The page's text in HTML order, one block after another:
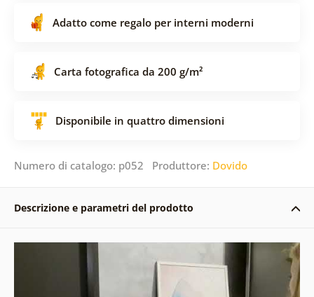
Adatto come regalo per interni moderni
Carta fotografica da 200 g/m²
Disponibile in quattro dimensioni
Numero di catalogo: p052 Produttore: Dovido
Descrizione e parametri del prodotto